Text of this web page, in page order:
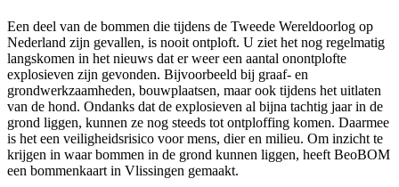
Een deel van de bommen die tijdens de Tweede Wereldoorlog op
Nederland zijn gevallen, is nooit ontploft. U ziet het nog regelmatig
langskomen in het nieuws dat er weer een aantal onontplofte
explosieven zijn gevonden. Bijvoorbeeld bij graaf- en
grondwerkzaamheden, bouwplaatsen, maar ook tijdens het uitlaten
van de hond. Ondanks dat de explosieven al bijna tachtig jaar in de
grond liggen, kunnen ze nog steeds tot ontploffing komen. Daarmee
is het een veiligheidsrisico voor mens, dier en milieu. Om inzicht te
krijgen in waar bommen in de grond kunnen liggen, heeft BeoBOM
een bommenkaart in Vlissingen gemaakt.